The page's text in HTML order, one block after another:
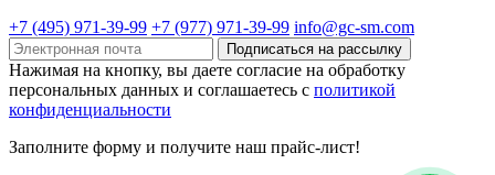
+7 (495) 971-39-99 +7 (977) 971-39-99 info@gc-sm.com
Подписаться на рассылку
Нажимая на кнопку, вы даете согласие на обработку
персональных данных и соглашаетесь c политикой
конфиденциальности
Заполните форму и получите наш прайс-лист!